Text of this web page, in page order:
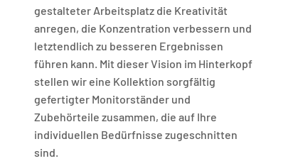
gestalteter Arbeitsplatz die Kreativität
anregen, die Konzentration verbessern und
letztendlich zu besseren Ergebnissen
führen kann. Mit dieser Vision im Hinterkopf
stellen wir eine Kollektion sorgfältig
gefertigter Monitorständer und
Zubehörteile zusammen, die auf Ihre
individuellen Bedürfnisse zugeschnitten
sind.